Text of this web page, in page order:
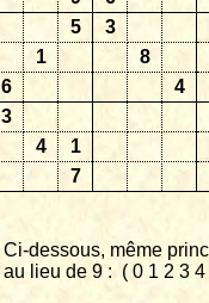
5 3
1 8
6 4
3
4 1
7
Ci-dessous, même
au lieu de 9 : ( 0 1 2 3